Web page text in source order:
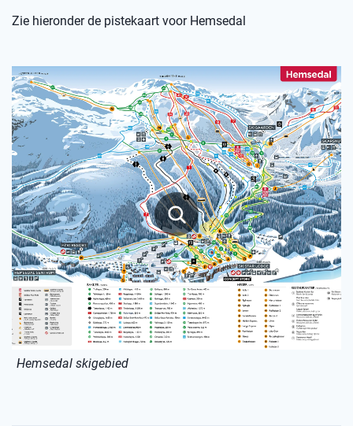
Zie hieronder de pistekaart voor Hemsedal
Hemsedal skigebied